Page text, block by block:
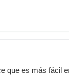
que es más